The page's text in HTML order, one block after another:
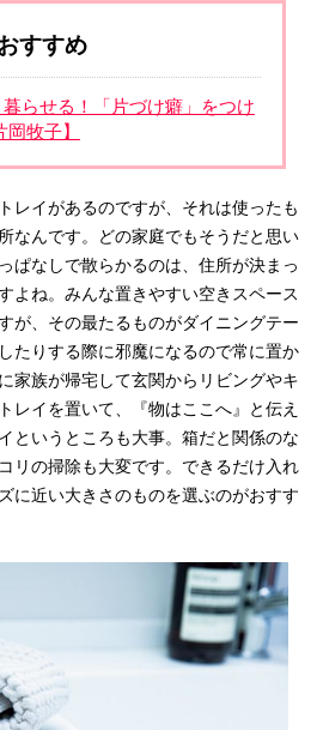
すすめ
らせる！「片づけ癖」をつけ
牧子】
レイがあるのですが、それは使ったも
なんです。どの家庭でもそうだと思い
ぱなしで散らかるのは、住所が決まっ
よね。みんな置きやすい空きスペース
が、その最たるものがダイニングテー
たりする際に邪魔になるので常に置か
家族が帰宅して玄関からリビングやキ
レイを置いて、『物はここへ』と伝え
というところも大事。箱だと関係のな
リの掃除も大変です。できるだけ入れ
に近い大きさのものを選ぶのがおすす